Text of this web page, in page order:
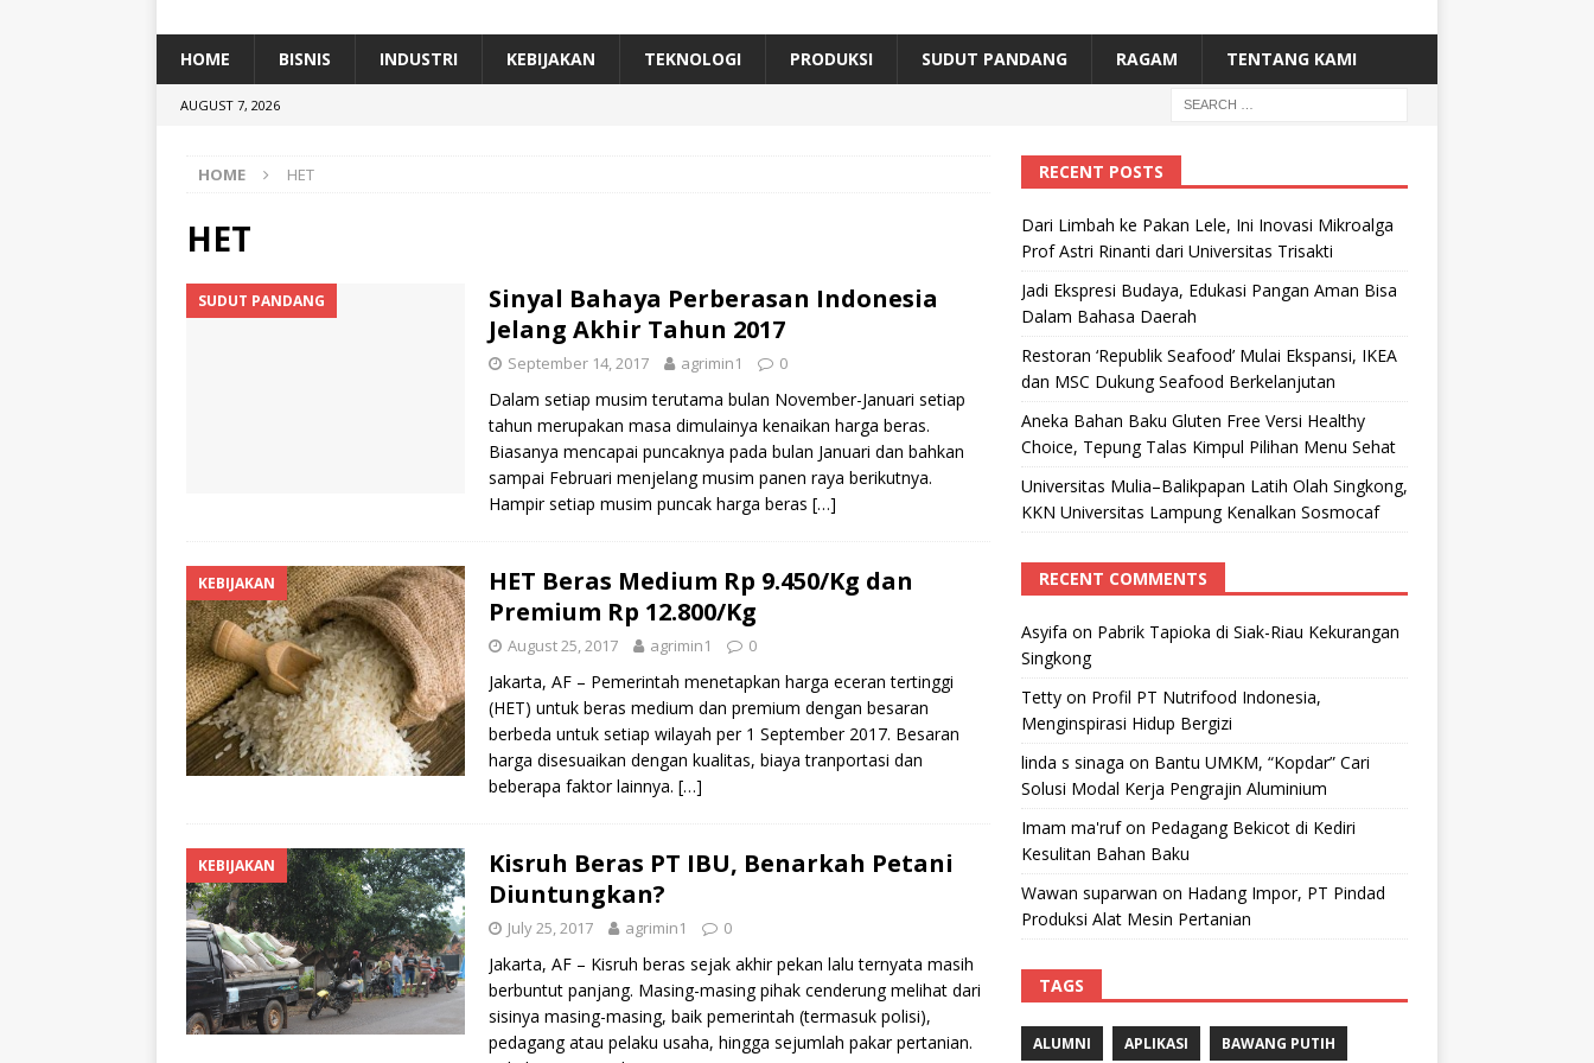
[ July 11, 2026 ] Dari Limbah ke Pakan Lele, Ini Inovasi Mikroalga Prof Astri Rinanti dari Universitas Trisakti
HOME BISNIS INDUSTRI KEBIJAKAN TEKNOLOGI PRODUKSI SUDUT PANDANG RAGAM TENTANG KAMI
AUGUST 7, 2026
HOME HET
HET
SUDUT PANDANG
Sinyal Bahaya Perberasan Indonesia
Jelang Akhir Tahun 2017
September 14, 2017 agrimin1 0
Dalam setiap musim terutama bulan November-Januari setiap
tahun merupakan masa dimulainya kenaikan harga beras.
Biasanya mencapai puncaknya pada bulan Januari dan bahkan
sampai Februari menjelang musim panen raya berikutnya.
Hampir setiap musim puncak harga beras […]
KEBIJAKAN
HET Beras Medium Rp 9.450/Kg dan
Premium Rp 12.800/Kg
August 25, 2017 agrimin1 0
Jakarta, AF – Pemerintah menetapkan harga eceran tertinggi
(HET) untuk beras medium dan premium dengan besaran
berbeda untuk setiap wilayah per 1 September 2017. Besaran
harga disesuaikan dengan kualitas, biaya tranportasi dan
beberapa faktor lainnya. […]
KEBIJAKAN
Kisruh Beras PT IBU, Benarkah Petani
Diuntungkan?
July 25, 2017 agrimin1 0
Jakarta, AF – Kisruh beras sejak akhir pekan lalu ternyata masih
berbuntut panjang. Masing-masing pihak cenderung melihat dari
sisinya masing-masing, baik pemerintah (termasuk polisi),
pedagang atau pelaku usaha, hingga sejumlah pakar pertanian.
RECENT POSTS
Dari Limbah ke Pakan Lele, Ini Inovasi Mikroalga
Prof Astri Rinanti dari Universitas Trisakti
Jadi Ekspresi Budaya, Edukasi Pangan Aman Bisa
Dalam Bahasa Daerah
Restoran ‘Republik Seafood’ Mulai Ekspansi, IKEA
dan MSC Dukung Seafood Berkelanjutan
Aneka Bahan Baku Gluten Free Versi Healthy
Choice, Tepung Talas Kimpul Pilihan Menu Sehat
Universitas Mulia–Balikpapan Latih Olah Singkong,
KKN Universitas Lampung Kenalkan Sosmocaf
RECENT COMMENTS
Asyifa on Pabrik Tapioka di Siak-Riau Kekurangan
Singkong
Tettyon Profil PT Nutrifood Indonesia,
Menginspirasi Hidup Bergizi
linda s sinaga on Bantu UMKM, “Kopdar” Cari
Solusi Modal Kerja Pengrajin Aluminium
Imam ma'rufon Pedagang Bekicot di Kediri
Kesulitan Bahan Baku
Wawan suparwan on Hadang Impor, PT Pindad
Produksi Alat Mesin Pertanian
TAGS
ALUMNI APLIKASI BAWANG PUTIH